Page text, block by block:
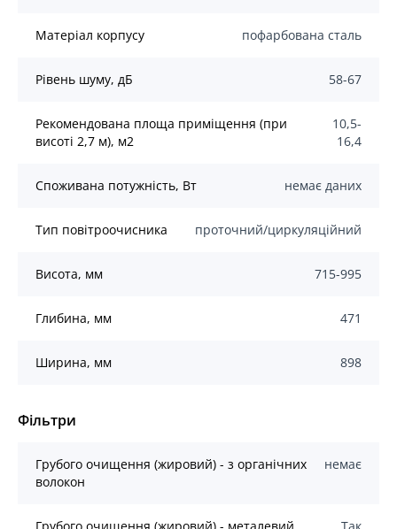
Матеріал корпусу пофарбована сталь
Рівень шуму, дБ 58-67
Рекомендована площа приміщення (при
висоті 2,7 м), м2
10,5-
16,4
Споживана потужність, Вт немає даних
Тип повітроочисника проточний/циркуляційний
Висота, мм 715-995
Глибина, мм 471
Ширина, мм 898
Фільтри
Грубого очищення (жировий) - з органічних
волокон
немає